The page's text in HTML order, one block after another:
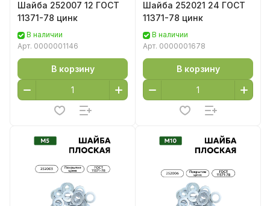
Шайба 252007 12 ГОСТ
11371-78 цинк
В наличии
Арт. 0000001146
В корзину
Шайба 252021 24 ГОСТ
11371-78 цинк
В наличии
Арт. 0000001678
В корзину